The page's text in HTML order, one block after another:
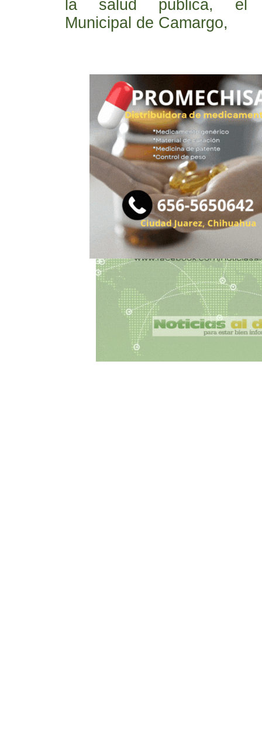
la salud pública, el
Municipal de Camargo,